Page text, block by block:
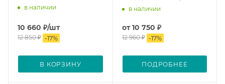
в наличии
10 660 ₽/шт
12 850₽ -17%
В КОРЗИНУ
в наличии
от10 750 ₽
12 960 ₽ -17%
ПОДРОБНЕЕ